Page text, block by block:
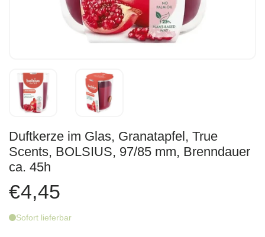
Duftkerze im Glas, Granatapfel, True
Scents, BOLSIUS, 97/85 mm, Brenndauer
ca. 45h
€4,45
Sofort lieferbar